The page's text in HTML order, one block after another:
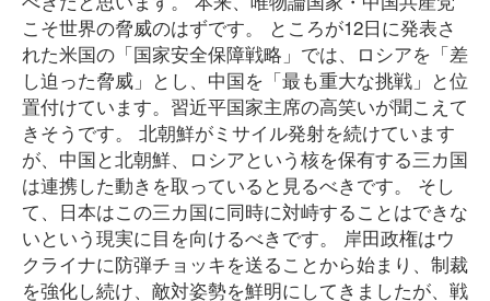
こそ世界の脅威のはずです。 ところが12日に発表さ
れた米国の「国家安全保障戦略」では、ロシアを「差
し迫った脅威」とし、中国を「最も重大な挑戦」と位
置付けています。習近平国家主席の高笑いが聞こえて
きそうです。 北朝鮮がミサイル発射を続けています
が、中国と北朝鮮、ロシアという核を保有する三カ国
は連携した動きを取っていると見るべきです。 そし
て、日本はこの三カ国に同時に対峙することはできな
いという現実に目を向けるべきです。 岸田政権はウ
クライナに防弾チョッキを送ることから始まり、制裁
を強化し続け、敵対姿勢を鮮明にしてきましたが、戦